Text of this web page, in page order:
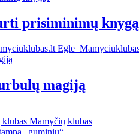
prisiminimų
magiją
Mamyčių klubas